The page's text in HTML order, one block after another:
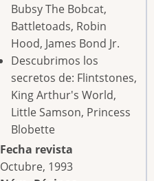
Bubsy The Bobcat,
Battletoads, Robin
Hood, James Bond Jr.
Descubrimos los
secretos de: Flintstones,
King Arthur's World,
Little Samson, Princess
Blobette
Fecha revista
Octubre, 1993